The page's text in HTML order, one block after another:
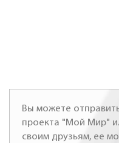
Вы можете
проекта "Мой Мир"
своим друзьям, ее